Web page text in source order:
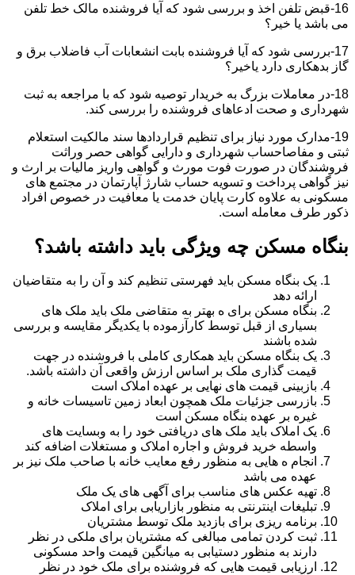
16-قبض تلفن اخذ و بررسی شود که آیا فروشنده مالک خط تلفن
می باشد یا خیر؟
17-بررسی شود که آیا فروشنده بابت انشعابات آب فاضلاب برق و
گاز بدهکاری دارد یاخیر؟
18-در معاملات بزرگ به خریدار توصیه شود که با مراجعه به ثبت
شهرداری و صحت ادعاهای فروشنده را بررسی کند.
19-مدارک مورد نیاز برای تنظیم قراردادها سند مالکیت استعلام
ثبتی و مفاصاحساب شهرداری و دارایی گواهی حصر وراثت
فروشندگان در صورت فوت مورث و گواهی واریز مالیات بر ارث و
نیز گواهی پرداخت و تسویه حساب شارژ آپارتمان در مجتمع های
مسکونی به علاوه کارت پایان خدمت یا معافیت در خصوص افراد
ذکور طرف معامله است.
بنگاه مسکن چه ویژگی باید داشته باشد؟
یک بنگاه مسکن باید فهرستی تنظیم کند و آن را به متقاضیان
ارائه دهد
بنگاه مسکن برای ه بهتر به متقاضی ملک باید ملک های
بسیاری از قبل توسط کارآزموده با یکدیگر مقایسه و بررسی
شده باشند
یک بنگاه مسکن باید همکاری کاملی با فروشنده در جهت
قیمت گذاری ملک بر اساس ارزش واقعی آن داشته باشد.
بازبینی قیمت های نهایی بر عهده املاک است
بازرسی جزئیات ملک همچون ابعاد زمین تاسیسات خانه و
غیره بر عهده بنگاه مسکن است
یک املاک باید ملک های دریافتی خود را به وبسایت های
واسطه خرید فروش و اجاره املاک و مستغلات اضافه کند
انجام ه هایی به منظور رفع معایب خانه با صاحب ملک نیز بر
عهده می باشد
تهیه عکس های مناسب برای آگهی های یک ملک
تبلیغات اینترنتی به منظور بازاریابی برای املاک
برنامه ریزی برای بازدید ملک توسط مشتریان
ثبت کردن تمامی مبالغی که مشتریان برای ملکی در نظر
دارند به منظور دستیابی به میانگین قیمت واحد مسکونی
ارزیابی قیمت هایی که فروشنده برای ملک خود در نظر